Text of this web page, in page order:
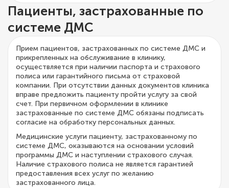
Пациенты, застрахованные по
системе ДМС
Прием пациентов, застрахованных по системе ДМС и
прикрепленных на обслуживание в клинику,
осуществляется при наличии паспорта и страхового
полиса или гарантийного письма от страховой
компании. При отсутствии данных документов клиника
вправе предложить пациенту пройти услугу за свой
счет. При первичном оформлении в клинике
застрахованные по системе ДМС обязаны подписать
согласие на обработку персональных данных.
Медицинские услуги пациенту, застрахованному по
системе ДМС, оказываются на основании условий
программы ДМС и наступлении страхового случая.
Наличие страхового полиса не является гарантией
предоставления всех услуг по желанию
застрахованного лица.